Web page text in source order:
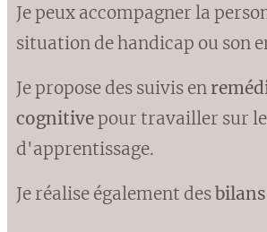
Je peux accompagner la
situation de handicap ou son
Je propose des suivis en
cognitivepour travailler sur
d'apprentissage.
Je réalise également des